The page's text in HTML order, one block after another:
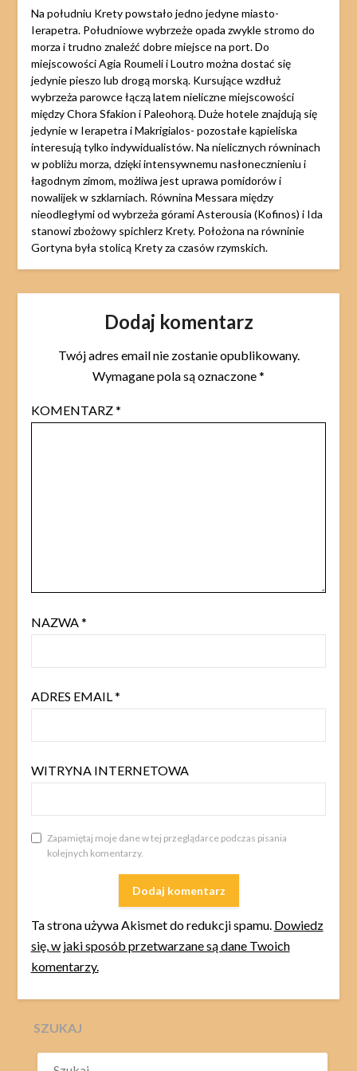
Na południu Krety powstało jedno jedyne miasto-
Ierapetra. Południowe wybrzeże opada zwykle stromo do
morza i trudno znaleźć dobre miejsce na port. Do
miejscowości Agia Roumeli i Loutro można dostać się
jedynie pieszo lub drogą morską. Kursujące wzdłuż
wybrzeża parowce łączą latem nieliczne miejscowości
między Chora Sfakion i Paleohorą. Duże hotele znajdują się
jedynie w Ierapetra i Makrigialos- pozostałe kąpieliska
interesują tylko indywidualistów. Na nielicznych równinach
w pobliżu morza, dzięki intensywnemu nasłonecznieniu i
łagodnym zimom, możliwa jest uprawa pomidorów i
nowalijek w szklarniach. Równina Messara między
nieodległymi od wybrzeża górami Asterousia (Kofinos) i Ida
stanowi zbożowy spichlerz Krety. Położona na równinie
Gortyna była stolicą Krety za czasów rzymskich.
Dodaj komentarz
Twój adres email nie zostanie opublikowany.
Wymagane pola są oznaczone*
KOMENTARZ*
NAZWA *
ADRES EMAIL *
WITRYNA INTERNETOWA
Zapamiętaj moje dane w tej przeglądarce podczas pisania
kolejnych komentarzy.
Ta strona używa Akismet do redukcji spamu. Dowiedz
się, w jaki sposób przetwarzane są dane Twoich
komentarzy.
SZUKAJ
SZUKAJ: